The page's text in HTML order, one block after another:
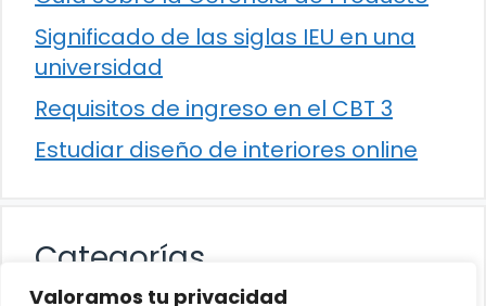
Valoramos tu privacidad
Significado de las siglas IEU en una
universidad
Requisitos de ingreso en el CBT 3
Estudiar diseño de interiores online
Categorías